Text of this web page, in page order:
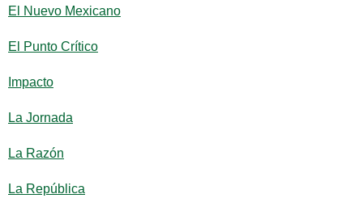
El Nuevo Mexicano
El Punto Crítico
Impacto
La Jornada
La Razón
La República